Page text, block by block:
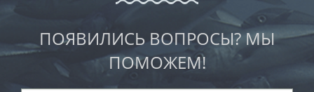
ПОЯВИЛИСЬ ВОПРОСЫ? МЫ
ПОМОЖЕМ!